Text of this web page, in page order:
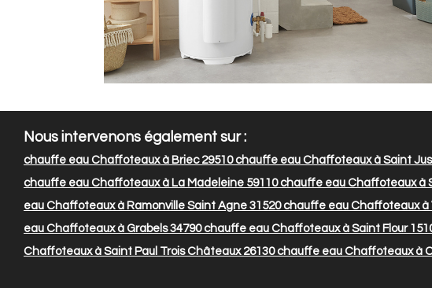
Nous intervenons également sur :
chauffe eau Chaffoteaux à Briec 29510chauffe eau Chaffoteaux à Saint
chauffe eau Chaffoteaux à La Madeleine 59110chauffe eau Chaffoteaux à
eau Chaffoteaux à Ramonville Saint Agne 31520chauffe eau Chaffoteaux à
eau Chaffoteaux à Grabels 34790chauffe eau Chaffoteaux à Saint Flour
Chaffoteaux à Saint Paul Trois Châteaux 26130chauffe eau Chaffoteaux à